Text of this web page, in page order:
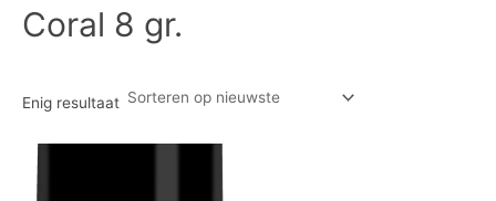
Coral 8 gr.
Enig resultaat